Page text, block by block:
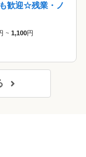
歓迎☆残業・ノ
~ 1,100円